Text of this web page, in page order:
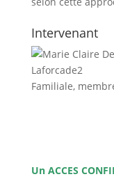
Intervenant
Familiale,
Un ACCES